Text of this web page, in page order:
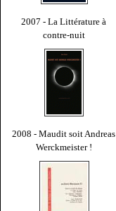
2007 - La Littérature à
contre-nuit
2008 - Maudit soit Andreas
Werckmeister !